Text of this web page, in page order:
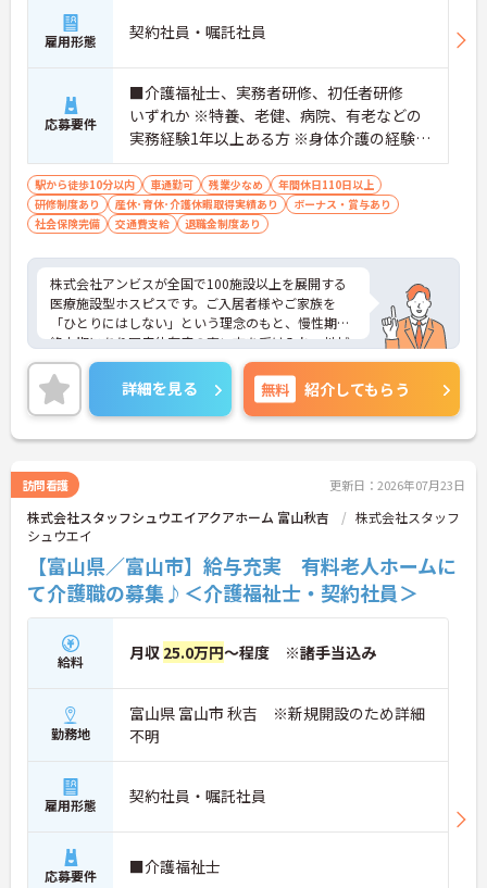
の対応や専門的な医療処置は看護師が担当するため
負担が減ります
・介護スタッフと看護スタッフの比率が1対1で相談
しやすく、初任者研修や実務者研修からでも着実に
専門性を高められます
＜残業月7時間以下で身体の負担を軽減！＞
・常勤で働くスタッフの比率が90パーセント以上と
高く、急なシフト変更や無理な長時間勤務が発生し
にくい人員体制です
・訪問スケジュールに沿って施設内でのケアを行う
ため、月平均の残業時間は5時間から7時間程度とか
なり少なめに抑えられます
編成が組まれており、しっかりと休息を取りながら
長期的な就業が可能です
＜評価制度でキャリアアップ＞
・介護福祉士や初任者研修などの資格や実務経験、
夜勤回数がしっかりと給与に反映されるためモチベ
ーションを維持できます
・年次を問わずリーダーや主任などのマネジメント
職へ昇格する事例も多数あり、腰を据えて長期的な
キャリア形成が可能です
雇用形態 契約社員・嘱託社員
応募要件
■介護福祉士、実務者研修、初任者研修
いずれか ※特養、老健、病院、有老などの
実務経験1年以上ある方 ※身体介護の経験年
以上ある方、機械浴の使用の経験のある方
歓迎
駅から徒歩10分以内 車通勤可 残業少なめ
年間休日110日以上
研修制度あり
産休･育休･介護休暇取得実績あり
ボーナス・賞与あり
社会保険完備
交通費支給 退職金制度あり
株式会社アンビスが全国で100施設以上を展開する
医療施設型ホスピスです。ご入居者様やご家族を
「ひとりにはしない」という理念のもと、慢性期や
終末期にあり医療依存度の高い方を受け入れ、地域
医療を支える社会的意義の高い事業を推進していま
す。現場には看護師が24時間常駐しています。急変
時の対応や医療行為は看護師が担当するため、初任
者研修や実務者研修の方も食事介助や入浴介助など
の生活を支えるケアに専念できる環境です。多職種
連携の体制がしっかりと整っています。働き方の面
では、夜勤明けの翌日が原則として公休となるほ
か、月平均の残業時間も5時間から7時間程度とかな
り少なめです。常勤スタッフの比率が90パーセント
を超えているため急な勤務変更が発生しにくく、あ
らかじめ決められた訪問予定表に沿って規則正しく
働けます。入職後は現場スタッフによるお一人おひ
とりに合わせた個別のOJT研修が実施されます。eラ
ーニングも導入されており、多職種と連携しながら
専門性を着実に深めていける環境が用意されていま
す。
★おすすめPOINT★
＜個別ＯＪＴとチーム連携で着実に成長！＞
の機会も提供されます
・施設内には看護師が24時間常駐しており、急変時
の対応や専門的な医療処置は看護師が担当するため
負担が減ります
・介護スタッフと看護スタッフの比率が1対1で相談
詳細を見る 無料 紹介してもらう
訪問看護 更新日：2026年07月23日
株式会社スタッフシュウエイアクアホーム 富山秋吉
株式会社スタッフ
シュウエイ
【富山県／富山市】給与充実 有料老人ホームに
て介護職の募集♪＜介護福祉士・契約社員＞
給料 月収 25.0万円～程度 ※諸手当込み
勤務地
富山県 富山市 秋吉 ※新規開設のため詳細
不明
雇用形態 契約社員・嘱託社員
応募要件 ■介護福祉士